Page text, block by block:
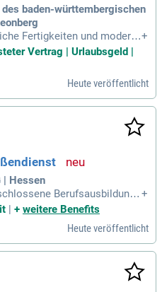
baden-württembergischen
Fertigkeiten und modern
Du unterrichtest Aus
Voraussetzungen und Tale
+
Vertrag | Urlaubsgeld |
Heute veröffentlicht
| Hessen
Berufsausbildung
/Stuckateurmeister (d/
Architektur/ Ba
+
+ weitere Benefits
Heute veröffentlicht